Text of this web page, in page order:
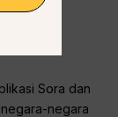
Sora dan
negara